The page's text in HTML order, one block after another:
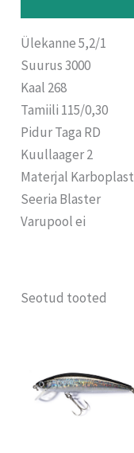
Ülekanne 5,2/1
Suurus 3000
Kaal 268
Tamiili 115/0,30
Pidur Taga RD
Kuullaager 2
Materjal Karboplast
Seeria Blaster
Varupool ei
Seotud tooted